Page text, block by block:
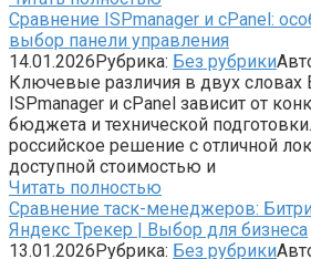
Сравнение ISPmanager и cPanel:
выбор панели управления
14.01.2026Рубрика: Без рубрики
Ключевые различия в двух
ISPmanager и cPanel зависит от
бюджета и технической
российское решение с отличной
доступной стоимостью и
Читать полностью
Сравнение таск-менеджеров:
Яндекс Трекер | Выбор для бизнеса
13.01.2026Рубрика: Без рубрики